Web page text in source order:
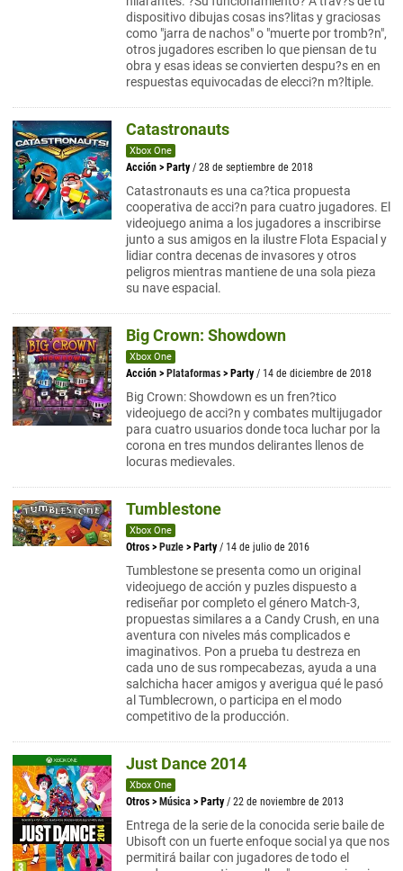
dispositivo dibujas cosas ins?litas y graciosas
como "jarra de nachos" o "muerte por tromb?n",
otros jugadores escriben lo que piensan de tu
obra y esas ideas se convierten despu?s en en
respuestas equivocadas de elecci?n m?ltiple.
Catastronauts
Xbox One
Acción > Party / 28 de septiembre de 2018
Catastronauts es una ca?tica propuesta
cooperativa de acci?n para cuatro jugadores. El
videojuego anima a los jugadores a inscribirse
junto a sus amigos en la ilustre Flota Espacial y
lidiar contra decenas de invasores y otros
peligros mientras mantiene de una sola pieza
su nave espacial.
Big Crown: Showdown
Xbox One
Acción > Plataformas > Party / 14 de diciembre de 2018
Big Crown: Showdown es un fren?tico
videojuego de acci?n y combates multijugador
para cuatro usuarios donde toca luchar por la
corona en tres mundos delirantes llenos de
locuras medievales.
Tumblestone
Xbox One
Otros > Puzle > Party / 14 de julio de 2016
Tumblestone se presenta como un original
videojuego de acción y puzles dispuesto a
rediseñar por completo el género Match-3,
propuestas similares a a Candy Crush, en una
aventura con niveles más complicados e
imaginativos. Pon a prueba tu destreza en
cada uno de sus rompecabezas, ayuda a una
salchicha hacer amigos y averigua qué le pasó
al Tumblecrown, o participa en el modo
competitivo de la producción.
Just Dance 2014
Xbox One
Otros > Música > Party / 22 de noviembre de 2013
Entrega de la serie de la conocida serie baile de
Ubisoft con un fuerte enfoque social ya que nos
permitirá bailar con jugadores de todo el